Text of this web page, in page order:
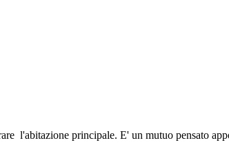
l'abitazione principale. E' un mutuo pensato